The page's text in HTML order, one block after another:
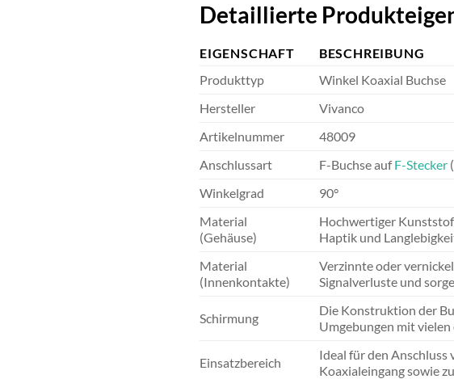
Detaillierte
EIGENSCHAFT
BESCHREIBUNG
Produkttyp
Winkel Koaxial Buchse
Hersteller
Vivanco
Artikelnummer
48009
Anschlussart
F-Buchse aufF-Stecker
Winkelgrad
90°
Material
(Gehäuse)
Hochwertiger
Haptik und
Material
(Innenkontakte)
Verzinnte oder
Signalverluste und
Schirmung
Die Konstruktion der
Umgebungen mit
Einsatzbereich
Ideal für den Anschluss
Koaxialeingang sowie